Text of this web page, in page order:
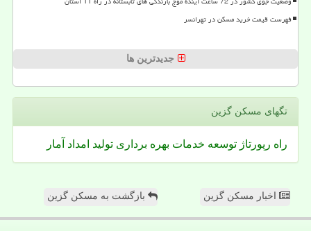
فهرست قیمت خرید مسکن در تهرانسر
جدیدترین ها
تگهای مسكن گزین
راه رپورتاژ توسعه خدمات بهره برداری تولید امداد آمار
اخبار مسکن گزین بازگشت به مسکن گزین